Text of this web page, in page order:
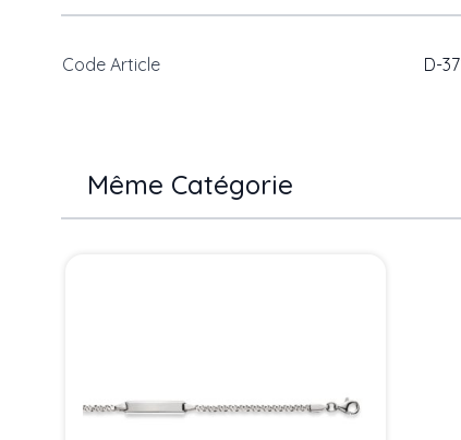
Code Article D-
Même Catégorie